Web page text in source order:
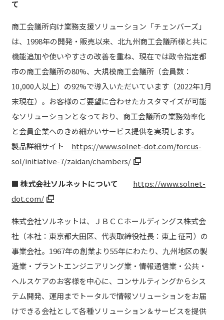
て
商工会議所向け業務支援ソリューション「チェンバーズ」
は、1998年の開発・販売以来、北九州商工会議所様と共に
機能追加や使いやすさの改善を重ね、現在では政令指定都
市の商工会議所の80%、大規模商工会議所（会員数：
10,000人以上）の92%で導入いただいています（2022年1月
末現在）。お客様のご要望に合わせたカスタマイズが可能
なソリューションとなっており、商工会議所の業務効率化
と会員企業へのきめ細かいサービス提供を実現します。
製品詳細サイト https://www.solnet-dot.com/forcus-
sol/initiative-7/zaidan/chambers/
■ 株式会社ソルネットについて
https://www.solnet-
dot.com/
株式会社ソルネットは、ＪＢＣＣホールディングス株式会
社（本社：東京都大田区、代表取締役社長：東上 征司）の
事業会社。1967年の創業より55年にわたり、九州地区の製
造業・プラントエンジニアリング業・情報通信業・公共・
ヘルスケアのお客様を中心に、コンサルティングからシス
テム開発、運用までトータルで情報ソリューションをお届
けできる会社として各種ソリューション＆サービスを提供